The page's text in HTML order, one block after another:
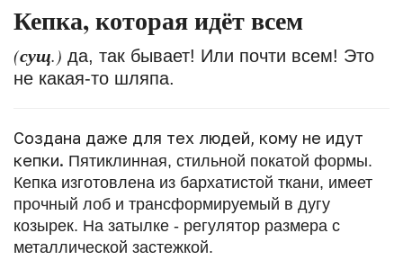
Кепка, которая идёт всем
(сущ.) да, так бывает! Или почти всем! Это
не какая-то шляпа.
Создана даже для тех людей, кому не идут
кепки. Пятиклинная, стильной покатой формы.
Кепка изготовлена из бархатистой ткани, имеет
прочный лоб и трансформируемый в дугу
козырек. На затылке - регулятор размера с
металлической застежкой.